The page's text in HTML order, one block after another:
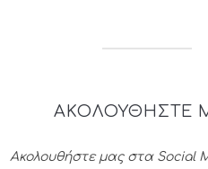
ΑΚΟΛΟΥΘΗΣΤΕ
Ακολουθήστε μας στα Social